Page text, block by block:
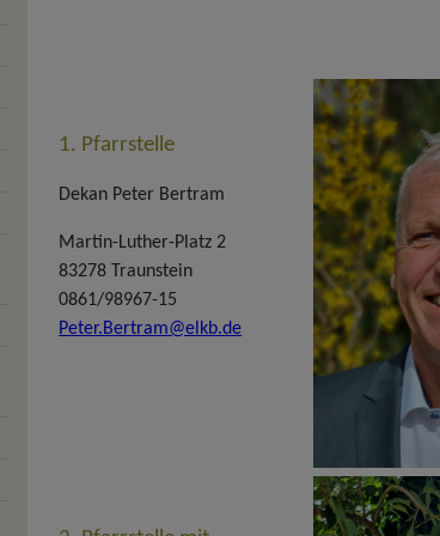
1. Pfarrstelle
Dekan Peter Bertram
Martin-Luther-Platz 2
83278 Traunstein
0861/98967-15
Peter.Bertram@elkb.de